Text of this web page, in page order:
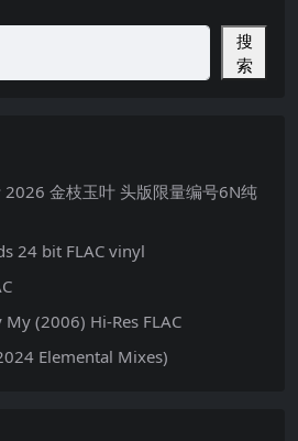
搜
索
金枝玉叶 头版限量编号6N纯
24 bit FLAC vinyl
(2006) Hi-Res FLAC
Elemental Mixes)